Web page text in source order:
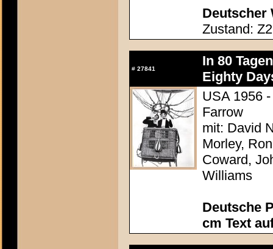
Deutscher
Zustand: Z2
# 27841
In 80
Eighty
USA 1956
Farrow
mit: David
Morley,
Coward,
Williams
Deutsche
cm Text